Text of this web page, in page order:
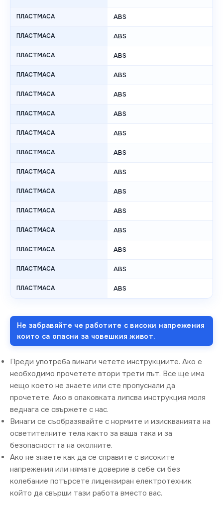
ПЛАСТМАСА ABS
ПЛАСТМАСА ABS
ПЛАСТМАСА ABS
ПЛАСТМАСА ABS
ПЛАСТМАСА ABS
ПЛАСТМАСА ABS
ПЛАСТМАСА ABS
ПЛАСТМАСА ABS
ПЛАСТМАСА ABS
ПЛАСТМАСА ABS
ПЛАСТМАСА ABS
ПЛАСТМАСА ABS
ПЛАСТМАСА ABS
ПЛАСТМАСА ABS
ПЛАСТМАСА ABS
Не забравяйте че работите с високи напрежения
които са опасни за човешкия живот.
Преди употреба винаги четете инструкциите. Ако е
необходимо прочетете втори трети път. Все ще има
нещо което не знаете или сте пропуснали да
прочетете. Ако в опаковката липсва инструкция моля
веднага се свържете с нас.
Винаги се съобразявайте с нормите и изискванията на
осветителните тела както за ваша така и за
безопасността на околните.
Ако не знаете как да се справите с високите
напрежения или нямате доверие в себе си без
колебание потърсете лицензиран електротехник
който да свърши тази работа вместо вас.